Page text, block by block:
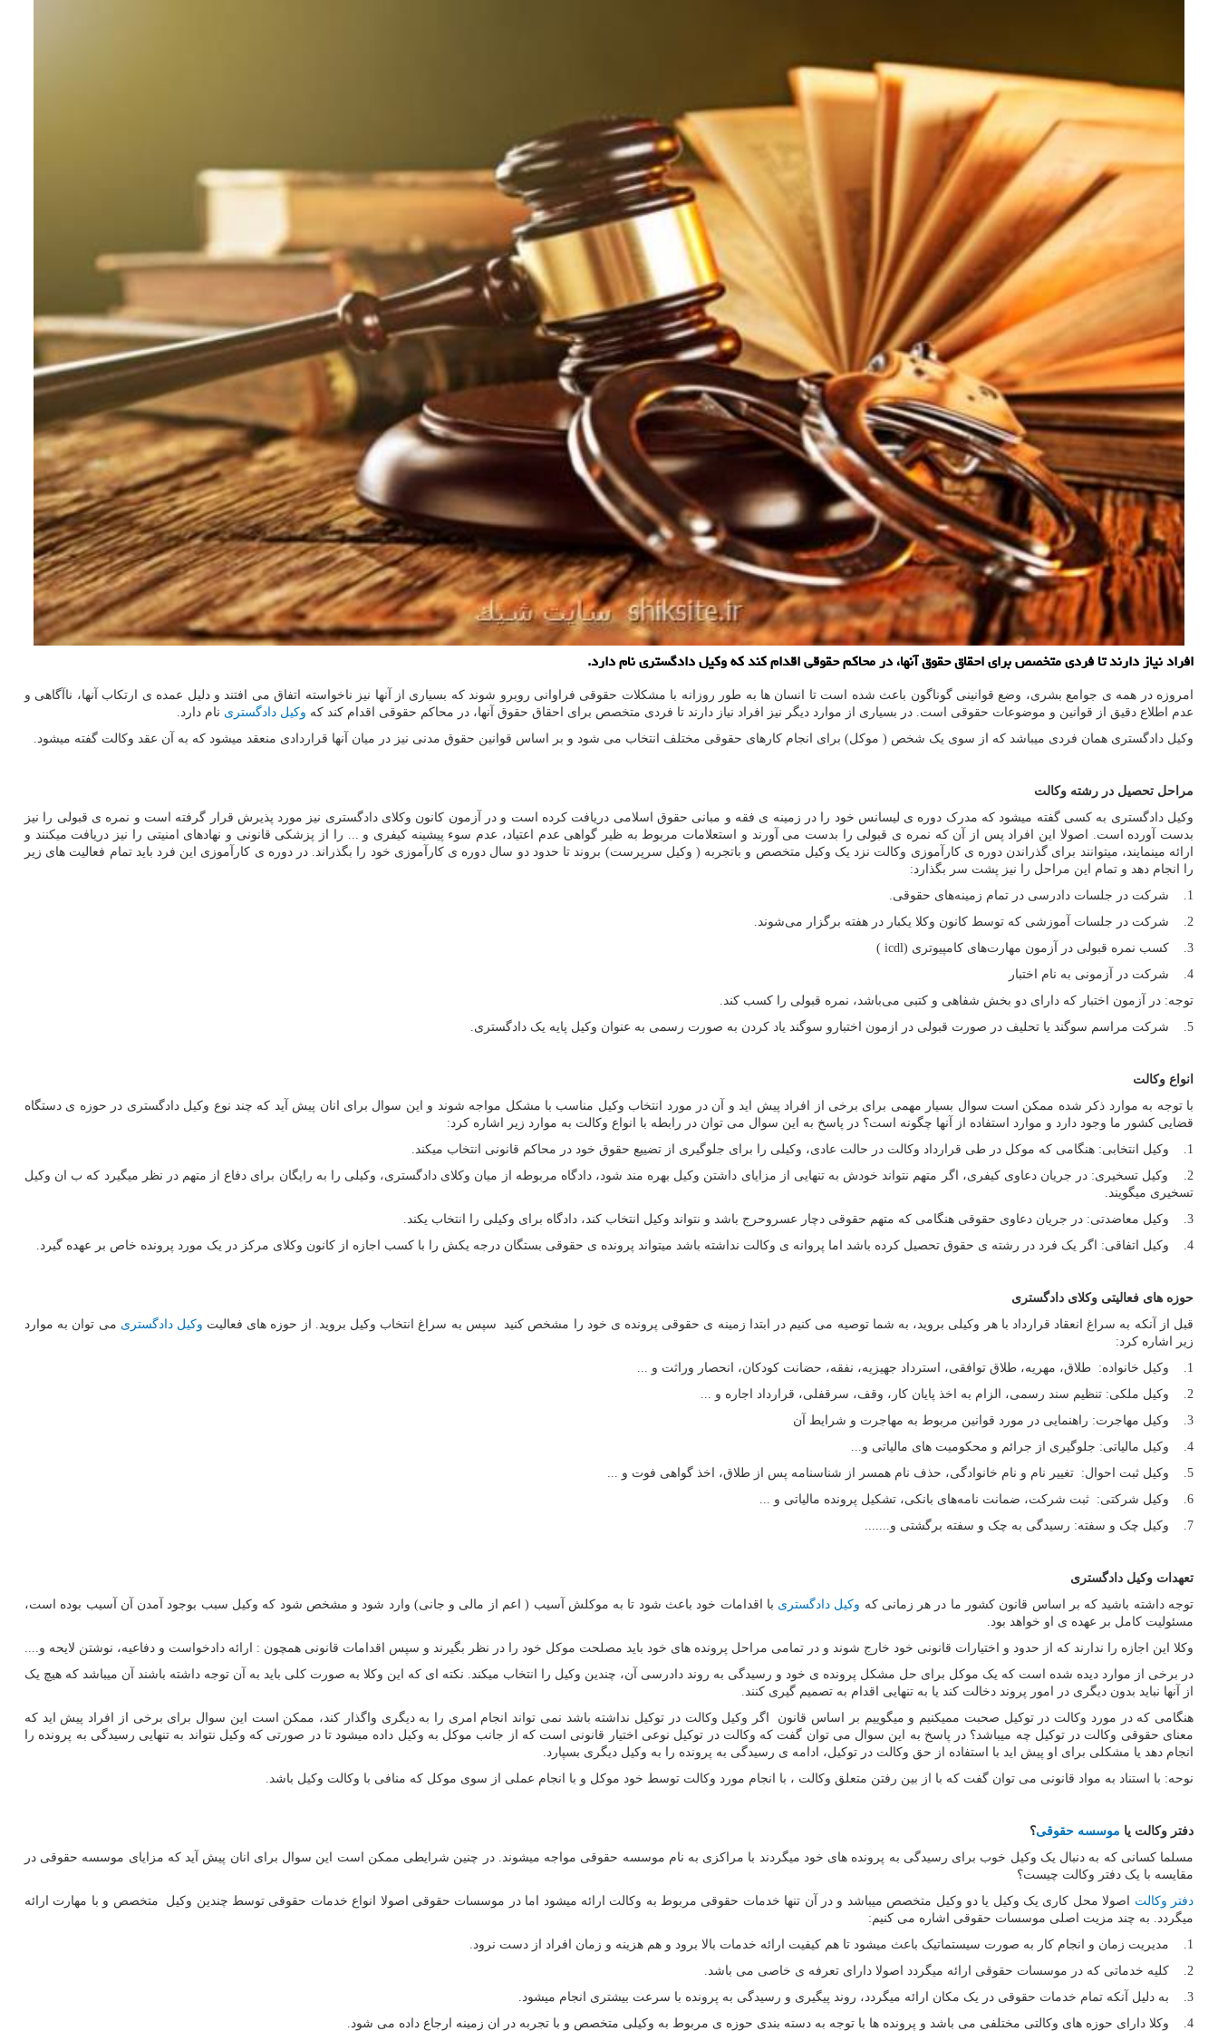
افراد نیاز دارند تا فردی متخصص برای احقاق حقوق آنها، در محاكم حقوقی اقدام كند كه وكیل دادگستری نام دارد.
امروزه در همه ی جوامع بشری، وضع قوانینی گوناگون باعث شده است تا انسان ها به طور روزانه با مشکلات حقوقی فراوانی روبرو شوند که بسیاری از آنها نیز ناخواسته اتفاق می افتند و دلیل عمده ی ارتکاب آنها، ناآگاهی و
عدم اطلاع دقیق از قوانین و موضوعات حقوقی است. در بسیاری از موارد دیگر نیز افراد نیاز دارند تا فردی متخصص برای احقاق حقوق آنها، در محاکم حقوقی اقدام کند که وکیل دادگستری نام دارد.
وکیل دادگستری همان فردی میباشد که از سوی یک شخص ( موکل) برای انجام کارهای حقوقی مختلف انتخاب می شود و بر اساس قوانین حقوق مدنی نیز در میان آنها قراردادی منعقد میشود که به آن عقد وکالت گفته میشود.
مراحل تحصیل در رشته وکالت
وکیل دادگستری به کسی گفته میشود که مدرک دوره ی لیسانس خود را در زمینه ی فقه و مبانی حقوق اسلامی دریافت کرده است و در آزمون کانون وکلای دادگستری نیز مورد پذیرش قرار گرفته است و نمره ی قبولی را نیز
بدست آورده است. اصولا این افراد پس از آن که نمره ی قبولی را بدست می آورند و استعلامات مربوط به ظیر گواهی عدم اعتیاد، عدم سوء پیشینه کیفری و ... را از پزشکی قانونی و نهاد‌های امنیتی را نیز دریافت میکنند و
ارائه مینمایند، میتوانند برای گذراندن دوره ی کارآموزی وکالت نزد یک وکیل متخصص و باتجربه ( وکیل سرپرست) بروند تا حدود دو سال دوره ی کارآموزی خود را بگذراند. در دوره ی کارآموزی این فرد باید تمام فعالیت های زیر
را انجام دهد و تمام این مراحل را نیز پشت سر بگذارد:
1. شرکت در جلسات دادرسی در تمام زمینه‌های حقوقی.
2. شرکت در جلسات آموزشی که توسط کانون وکلا یکبار در هفته برگزار می‌شوند.
3. کسب نمره قبولی در آزمون مهارت‌های کامپیوتری (
icdl
)
4. شرکت در آزمونی به نام اختبار
توجه: در آزمون اختبار که دارای دو بخش شفاهی و کتبی می‌باشد، نمره قبولی را کسب کند.
5. شرکت مراسم سوگند یا تحلیف در صورت قبولی در ازمون اختبارو سوگند یاد کردن به صورت رسمی به عنوان وکیل پایه یک دادگستری.
انواع وکالت
با توجه به موارد ذکر شده ممکن است سوال بسیار مهمی برای برخی از افراد پیش اید و آن در مورد انتخاب وکیل مناسب با مشکل مواجه شوند و این سوال برای انان پیش آید که چند نوع وکیل دادگستری در حوزه ی دستگاه
قضایی کشور ما وجود دارد و موارد استفاده از آنها چگونه است؟ در پاسخ به این سوال می توان در رابطه با انواع وکالت به موارد زیر اشاره کرد:
1. وکیل انتخابی: هنگامی که موکل در طی قرارداد وکالت در حالت عادی، وکیلی را برای جلوگیری از تضییع حقوق خود در محاکم قانونی انتخاب میکند.
2. وکیل تسخیری: در جریان دعاوی کیفری، اگر متهم نتواند خودش به تنهایی از مزایای داشتن وکیل بهره مند شود، دادگاه مربوطه از میان وکلای دادگستری، وکیلی را به رایگان برای دفاع از متهم در نظر میگیرد که ب ان وکیل
تسخیری میگویند.
3. وکیل معاضدتی: در جریان دعاوی حقوقی هنگامی که متهم حقوقی دچار عسروحرج باشد و نتواند وکیل انتخاب کند، دادگاه برای وکیلی را انتخاب یکند.
4. وکیل اتفاقی: اگر یک فرد در رشته ی حقوق تحصیل کرده باشد اما پروانه ی وکالت نداشته باشد میتواند پرونده ی حقوقی بستگان درجه یکش را با کسب اجازه از کانون وکلای مرکز در یک مورد پرونده خاص بر عهده گیرد.
حوزه های فعالیتی وکلای دادگستری
قبل از آنکه به سراغ انعقاد قرارداد با هر وکیلی بروید، به شما توصیه می کنیم در ابتدا زمینه ی حقوقی پرونده ی خود را مشخص کنید سپس به سراغ انتخاب وکیل بروید. از حوزه های فعالیت وکیل دادگستری می توان به موارد
زیر اشاره کرد:
1. وکیل خانواده: طلاق، مهریه، طلاق توافقی، استرداد جهیزیه، نفقه، حضانت کودکان، انحصار وراثت و ...
2. وکیل ملکی: تنظیم سند رسمی، الزام به اخذ پایان کار، وقف، سرقفلی، قرارداد اجاره و ...
3. وکیل مهاجرت: راهنمایی در مورد قوانین مربوط به مهاجرت و شرایط آن
4. وکیل مالیاتی: جلوگیری از جرائم و محکومیت های مالیاتی و...
5. وکیل ثبت احوال: تغییر نام و نام خانوادگی، حذف نام همسر از شناسنامه پس از طلاق، اخذ گواهی فوت و ...
6. وکیل شرکتی: ثبت شرکت، ضمانت نامه‌های بانکی، تشکیل پرونده مالیاتی و ...
7. وکیل چک و سفته: رسیدگی به چک و سفته برگشتی و.......
تعهدات وکیل دادگستری
توجه داشته باشید که بر اساس قانون کشور ما در هر زمانی که وکیل دادگستری با اقدامات خود باعث شود تا به موکلش آسیب ( اعم از مالی و جانی) وارد شود و مشخص شود که وکیل سبب بوجود آمدن آن آسیب بوده است،
مسئولیت کامل بر عهده ی او خواهد بود.
وکلا این اجازه را ندارند که از حدود و اختیارات قانونی خود خارج شوند و در تمامی مراحل پرونده های خود باید مصلحت موکل خود را در نظر بگیرند و سپس اقدامات قانونی همچون : ارائه دادخواست و دفاعیه، نوشتن لایحه و....
در برخی از موارد دیده شده است که یک موکل برای حل مشکل پرونده ی خود و رسیدگی به روند دادرسی آن، چندین وکیل را انتخاب میکند. نکته ای که این وکلا به صورت کلی باید به آن توجه داشته باشند آن میباشد که هیچ یک
از آنها نباید بدون دیگری در امور پروند دخالت کند یا به تنهایی اقدام به تصمیم گیری کنند.
هنگامی که در مورد وکالت در توکیل صحبت ممیکنیم و میگوییم بر اساس قانون اگر وکیل وکالت در توکیل نداشته باشد نمی تواند انجام امری را به دیگری واگذار کند، ممکن است این سوال برای برخی از افراد پیش اید که
معنای حقوقی وکالت در توکیل چه میباشد؟ در پاسخ به این سوال می توان گفت که وکالت در توکیل نوعی اختیار قانونی است که از جانب موکل به وکیل داده میشود تا در صورتی که وکیل نتواند به تنهایی رسیدگی به پرونده را
انجام دهد یا مشکلی برای او پیش اید با استفاده از حق وکالت در توکیل، ادامه ی رسیدگی به پرونده را به وکیل دیگری بسپارد.
نوحه: با استناد به مواد قانونی می توان گفت که با از بین رفتن متعلق وکالت ، با انجام مورد وکالت توسط خود موکل و با انجام عملی از سوی موکل که منافی با وکالت وکیل باشد.
دفتر وکالت یا موسسه حقوقی؟
مسلما کسانی که به دنبال یک وکیل خوب برای رسیدگی به پرونده های خود میگردند با مراکزی به نام موسسه حقوقی مواجه میشوند. در چنین شرایطی ممکن است این سوال برای انان پیش آید که مزایای موسسه حقوقی در
مقایسه با یک دفتر وکالت چیست؟
دفتر وکالت اصولا محل کاری یک وکیل یا دو وکیل متخصص میباشد و در آن تنها خدمات حقوقی مربوط به وکالت ارائه میشود اما در موسسات حقوقی اصولا انواع خدمات حقوقی توسط چندین وکیل متخصص و با مهارت ارائه
میگردد. به چند مزیت اصلی موسسات حقوقی اشاره می کنیم:
1. مدیریت زمان و انجام کار به صورت سیستماتیک باعث میشود تا هم کیفیت ارائه خدمات بالا برود و هم هزینه و زمان افراد از دست نرود.
2. کلیه خدماتی که در موسسات حقوقی ارائه میگردد اصولا دارای تعرفه ی خاصی می باشد.
3. به دلیل آنکه تمام خدمات حقوقی در یک مکان ارائه میگردد، روند پیگیری و رسیدگی به پرونده با سرعت بیشتری انجام میشود.
4. وکلا دارای حوزه های وکالتی مختلفی می باشد و پرونده ها با توجه به دسته بندی حوزه ی مربوط به وکیلی متخصص و با تجربه در ان زمینه ارجاع داده می شود.